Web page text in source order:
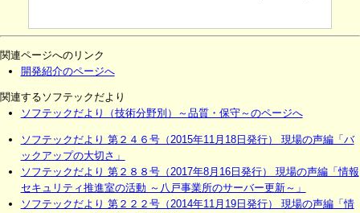
関連ページへのリンク
開発紹介のページへ
関連するソフテックだより
ソフテックだより（技術分野別）～品質・保守～のページへ
ソフテックだより 第２４６号（2015年11月18日発行） 現場の声編「バ
ックアップの大切さ」
ソフテックだより 第２８８号（2017年8月16日発行） 現場の声編「情報
セキュリティ推進室の活動 ～八戸事業所のサーバー更新～」
ソフテックだより 第２２２号（2014年11月19日発行） 現場の声編「情